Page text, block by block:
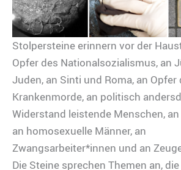
Stolpersteine erinnern vor der
Opfer des Nationalsozialismus, an
Juden, an Sinti und Roma, an Opfer
Krankenmorde, an politisch
Widerstand leistende Menschen,
an homosexuelle Männer, an
Zwangsarbeiter*innen und an
Die Steine sprechen Themen an,